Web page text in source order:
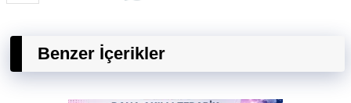
Benzer İçerikler